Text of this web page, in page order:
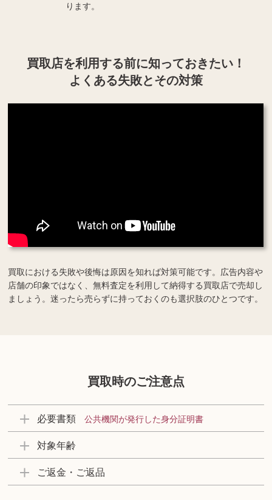
ります。
買取店を利用する前に知っておきたい！
よくある失敗とその対策
買取における失敗や後悔は原因を知れば対策可能です。広告内容や
店舗の印象ではなく、無料査定を利用して納得する買取店で売却し
ましょう。迷ったら売らずに持っておくのも選択肢のひとつです。
買取時のご注意点
必要書類 公共機関が発行した身分証明書
対象年齢
ご返金・ご返品